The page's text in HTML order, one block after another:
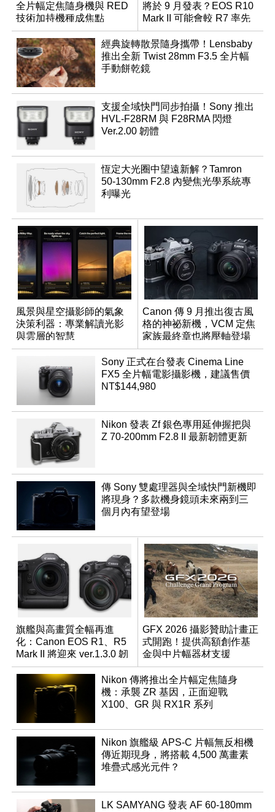
全片幅定焦隨身機與 RED
技術加持機種成焦點
將於 9 月發表？EOS R10
Mark II 可能會較 R7 率先
推出
經典旋轉散景隨身攜帶！Lensbaby
推出全新 Twist 28mm F3.5 全片幅
手動餅乾鏡
支援全域快門同步拍攝！Sony 推出
HVL-F28RM 與 F28RMA 閃燈
Ver.2.00 韌體
恆定大光圈中望遠新解？Tamron
50-130mm F2.8 內變焦光學系統專
利曝光
風景與星空攝影師的氣象
決策利器：專業解讀光影
與雲層的智慧
App「Atmos」登場
Canon 傳 9 月推出復古風
格的神祕新機，VCM 定焦
家族最終章也將壓軸登場
Sony 正式在台發表 Cinema Line
FX5 全片幅電影攝影機，建議售價
NT$144,980
Nikon 發表 Zf 銀色專用延伸握把與
Z 70-200mm F2.8 II 最新韌體更新
傳 Sony 雙處理器與全域快門新機即
將現身？多款機身鏡頭未來兩到三
個月內有望登場
旗艦與高畫質全幅再進
化：Canon EOS R1、R5
Mark II 將迎來 ver.1.3.0 韌
體更新
GFX 2026 攝影贊助計畫正
式開跑！提供高額創作基
金與中片幅器材支援
Nikon 傳將推出全片幅定焦隨身
機：承襲 ZR 基因，正面迎戰
X100、GR 與 RX1R 系列
Nikon 旗艦級 APS-C 片幅無反相機
傳近期現身，將搭載 4,500 萬畫素
堆疊式感光元件？
LK SAMYANG 發表 AF 60-180mm